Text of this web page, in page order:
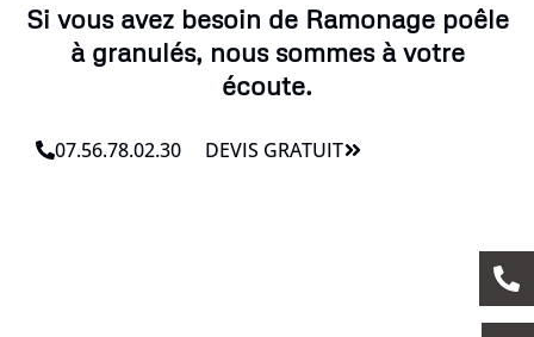
Si vous avez besoin de Ramonage poêle
à granulés, nous sommes à votre
écoute.
07.56.78.02.30 DEVIS GRATUIT